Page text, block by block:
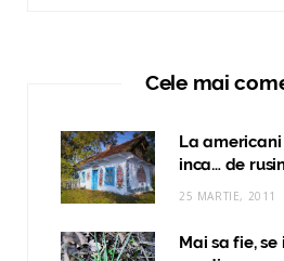
Cele mai
La americani
inca… de
25 MARTIE, 2011
Mai sa fie,